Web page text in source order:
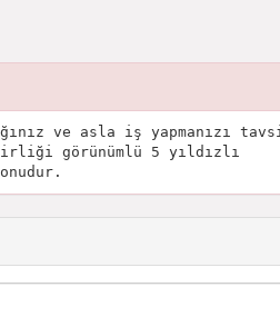
ve asla iş yapmanızı
görünümlü 5 yıldızlı